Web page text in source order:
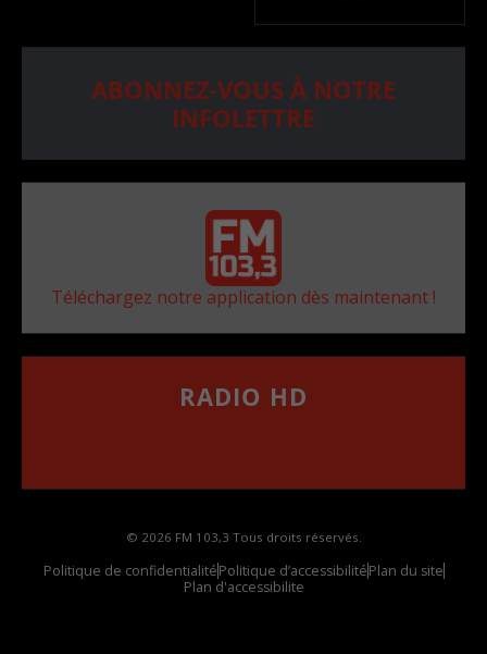
ABONNEZ-VOUS À NOTRE
INFOLETTRE
Téléchargez notre application dès maintenant !
RADIO HD
© 2026 FM 103,3 Tous droits réservés.
Politique de confidentialitéPolitique d’accessibilitéPlan du site
Plan d'accessibilite